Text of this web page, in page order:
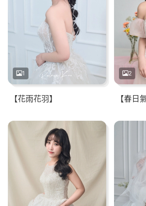
1
【花雨花羽】
2
【春日